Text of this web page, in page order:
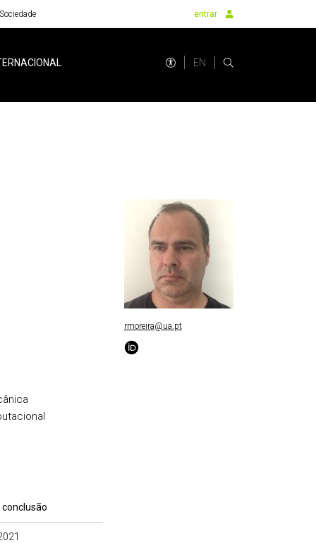
Sociedade entrar
EN
rmoreira@ua.pt